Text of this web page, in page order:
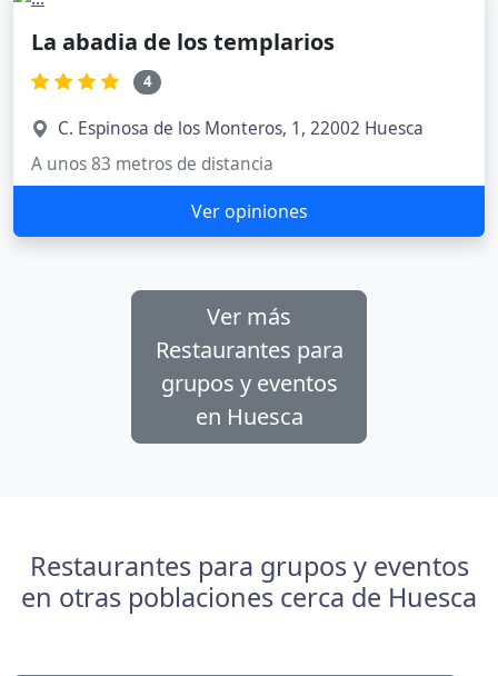
La abadia de los templarios
4
C. Espinosa de los Monteros, 1, 22002 Huesca
A unos 83 metros de distancia
Ver opiniones
Ver más
Restaurantes para
grupos y eventos
en Huesca
Restaurantes para grupos y eventos
en otras poblaciones cerca de Huesca